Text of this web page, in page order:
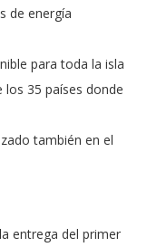
de energía
para toda la isla
los 35 países donde
también en el
entrega del primer